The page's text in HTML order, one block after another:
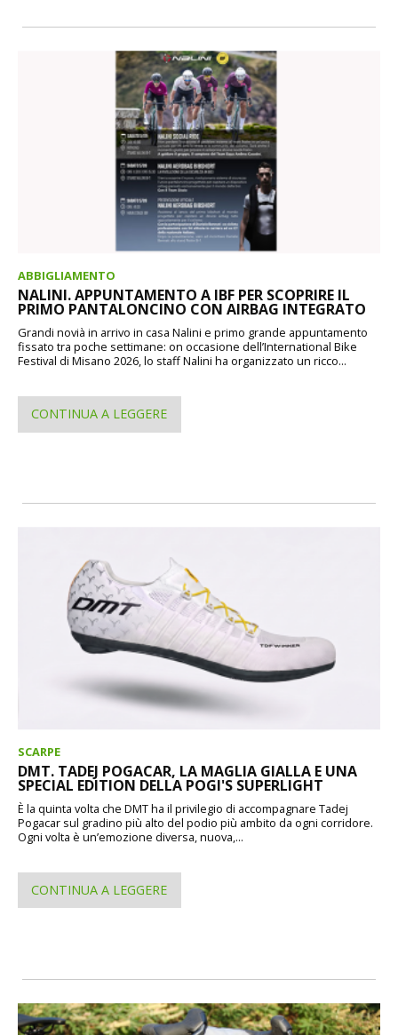
ABBIGLIAMENTO
NALINI. APPUNTAMENTO A IBF PER SCOPRIRE IL
PRIMO PANTALONCINO CON AIRBAG INTEGRATO
Grandi novià in arrivo in casa Nalini e primo grande appuntamento
fissato tra poche settimane: on occasione dell’International Bike
Festival di Misano 2026, lo staff Nalini ha organizzato un ricco...
CONTINUA A LEGGERE
SCARPE
DMT. TADEJ POGACAR, LA MAGLIA GIALLA E UNA
SPECIAL EDITION DELLA POGI'S SUPERLIGHT
È la quinta volta che DMT ha il privilegio di accompagnare Tadej
Pogacar sul gradino più alto del podio più ambito da ogni corridore.
Ogni volta è un’emozione diversa, nuova,...
CONTINUA A LEGGERE